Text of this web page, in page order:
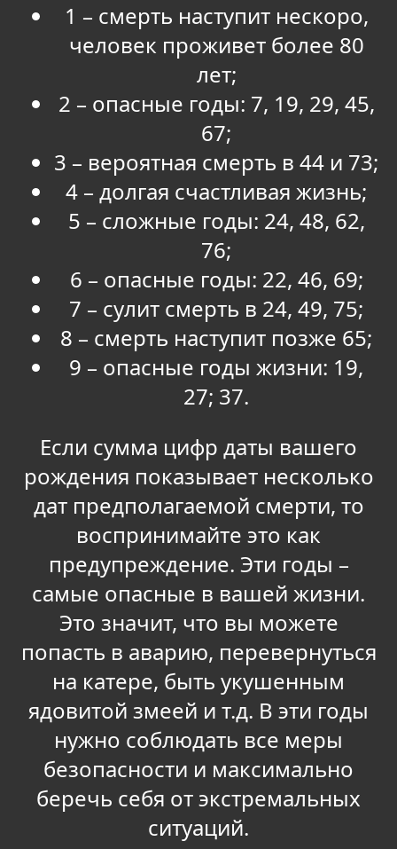
1 – смерть наступит нескоро,
человек проживет более 80
лет;
2 – опасные годы: 7, 19, 29, 45,
67;
3 – вероятная смерть в 44 и 73;
4 – долгая счастливая жизнь;
5 – сложные годы: 24, 48, 62,
76;
6 – опасные годы: 22, 46, 69;
7 – сулит смерть в 24, 49, 75;
8 – смерть наступит позже 65;
9 – опасные годы жизни: 19,
27; 37.
Если сумма цифр даты вашего
рождения показывает несколько
дат предполагаемой смерти, то
воспринимайте это как
предупреждение. Эти годы –
самые опасные в вашей жизни.
Это значит, что вы можете
попасть в аварию, перевернуться
на катере, быть укушенным
ядовитой змеей и т.д. В эти годы
нужно соблюдать все меры
безопасности и максимально
беречь себя от экстремальных
ситуаций.